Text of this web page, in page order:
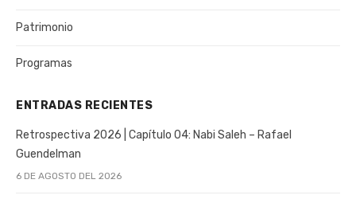
Patrimonio
Programas
ENTRADAS RECIENTES
Retrospectiva 2026 | Capítulo 04: Nabi Saleh – Rafael
Guendelman
6 DE AGOSTO DEL 2026